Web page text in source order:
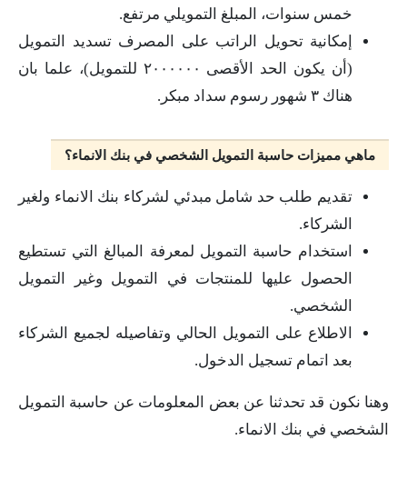
خمس سنوات، المبلغ التمويلي مرتفع.
إمكانية تحويل الراتب على المصرف تسديد التمويل
(أن يكون الحد الأقصى ٢٠٠٠٠٠٠ للتمويل)، علما بان
هناك ٣ شهور رسوم سداد مبكر.
ماهي مميزات حاسبة التمويل الشخصي في بنك الانماء؟
تقديم طلب حد شامل مبدئي لشركاء بنك الانماء ولغير
الشركاء.
استخدام حاسبة التمويل لمعرفة المبالغ التي تستطيع
الحصول عليها للمنتجات في التمويل وغير التمويل
الشخصي.
الاطلاع على التمويل الحالي وتفاصيله لجميع الشركاء
بعد اتمام تسجيل الدخول.
وهنا نكون قد تحدثنا عن بعض المعلومات عن حاسبة التمويل
الشخصي في بنك الانماء.